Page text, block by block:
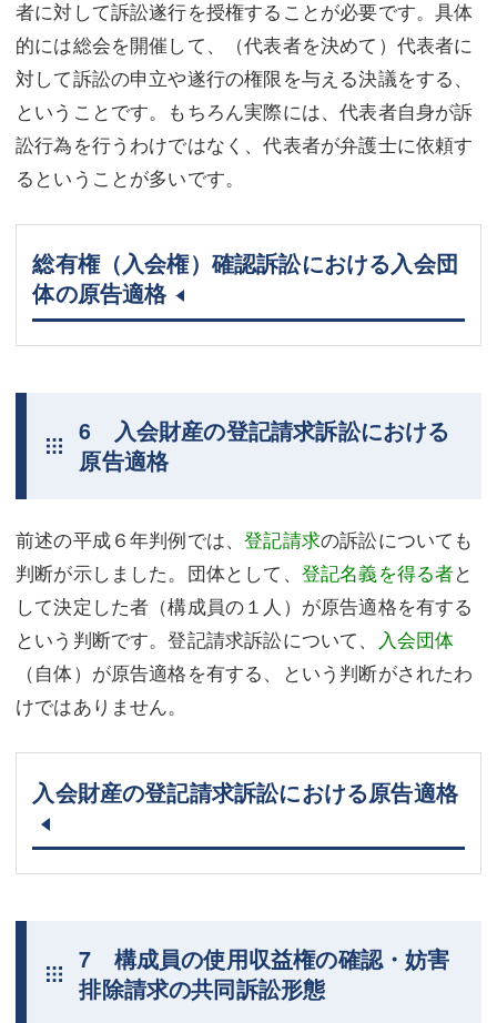
者に対して訴訟遂行を授権することが必要です。具体
的には総会を開催して、（代表者を決めて）代表者に
対して訴訟の申立や遂行の権限を与える決議をする、
ということです。もちろん実際には、代表者自身が訴
訟行為を行うわけではなく、代表者が弁護士に依頼す
るということが多いです。
総有権（入会権）確認訴訟における入会団
体の原告適格
6 入会財産の登記請求訴訟における
原告適格
前述の平成６年判例では、登記請求の訴訟についても
判断が示しました。団体として、 登記名義を得る者と
して決定した者（構成員の１人）が原告適格を有する
という判断です。登記請求訴訟について、
入会団体
（自体）が原告適格を有する、という判断がされたわ
けではありません。
入会財産の登記請求訴訟における原告適格
7 構成員の使用収益権の確認・妨害
排除請求の共同訴訟形態